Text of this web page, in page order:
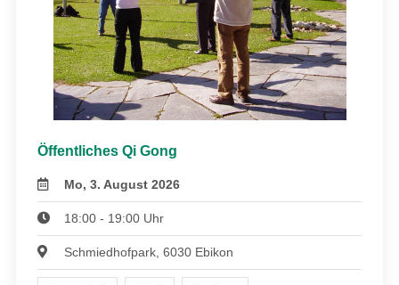
Öffentliches Qi Gong
Mo, 3. August 2026
18:00 - 19:00 Uhr
Schmiedhofpark, 6030 Ebikon